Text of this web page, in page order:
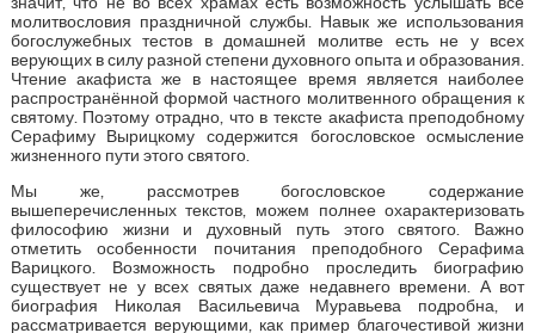
молитвословия праздничной службы. Навык же использования
богослужебных тестов в домашней молитве есть не у всех
верующих в силу разной степени духовного опыта и образования.
Чтение акафиста же в настоящее время является наиболее
распространённой формой частного молитвенного обращения к
святому. Поэтому отрадно, что в тексте акафиста преподобному
Серафиму Вырицкому содержится богословское осмысление
жизненного пути этого святого.
Мы же, рассмотрев богословское содержание
вышеперечисленных текстов, можем полнее охарактеризовать
философию жизни и духовный путь этого святого. Важно
отметить особенности почитания преподобного Серафима
Варицкого. Возможность подробно проследить биографию
существует не у всех святых даже недавнего времени. А вот
биография Николая Васильевича Муравьева подробна, и
рассматривается верующими, как пример благочестивой жизни